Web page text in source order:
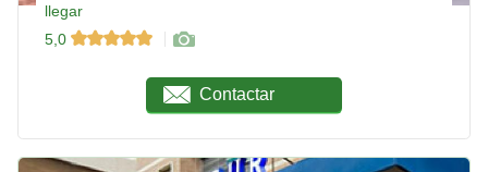
llegar
5,0
Contactar